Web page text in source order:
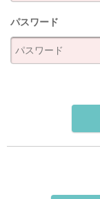
パスワード